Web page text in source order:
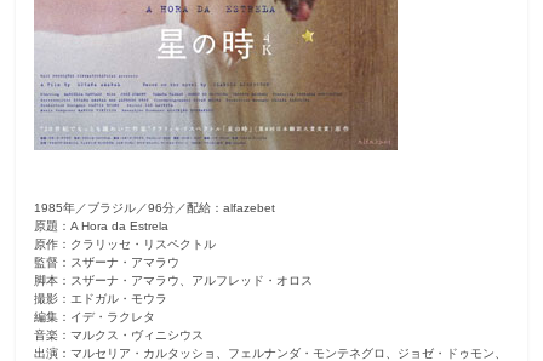
街
1985年／ブラジル／96分／配給：alfazebet
原題：A Hora da Estrela
原作：クラリッセ・リスペクトル
監督：スザーナ・アマラウ
脚本：スザーナ・アマラウ、アルフレッド・オロス
撮影：エドガル・モウラ
編集：イデ・ラクレタ
音楽：マルクス・ヴィニシウス
出演：マルセリア・カルタッショ、フェルナンダ・モンテネグロ、ジョゼ・ドゥモン、